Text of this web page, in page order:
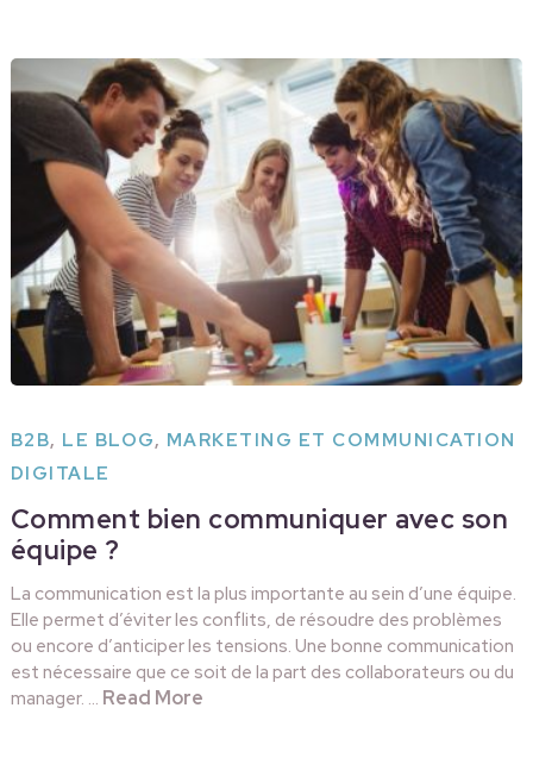
B2B, LE BLOG, MARKETING ET COMMUNICATION
DIGITALE
Comment bien communiquer avec son
équipe ?
La communication est la plus importante au sein d’une équipe.
Elle permet d’éviter les conflits, de résoudre des problèmes
ou encore d’anticiper les tensions. Une bonne communication
est nécessaire que ce soit de la part des collaborateurs ou du
manager. … Read More